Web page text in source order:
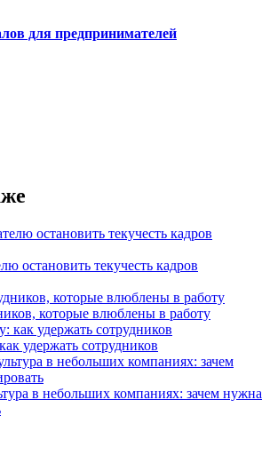
для предпринимателей
остановить текучесть кадров
которые влюблены в работу
удержать сотрудников
в небольших компаниях: зачем нужна